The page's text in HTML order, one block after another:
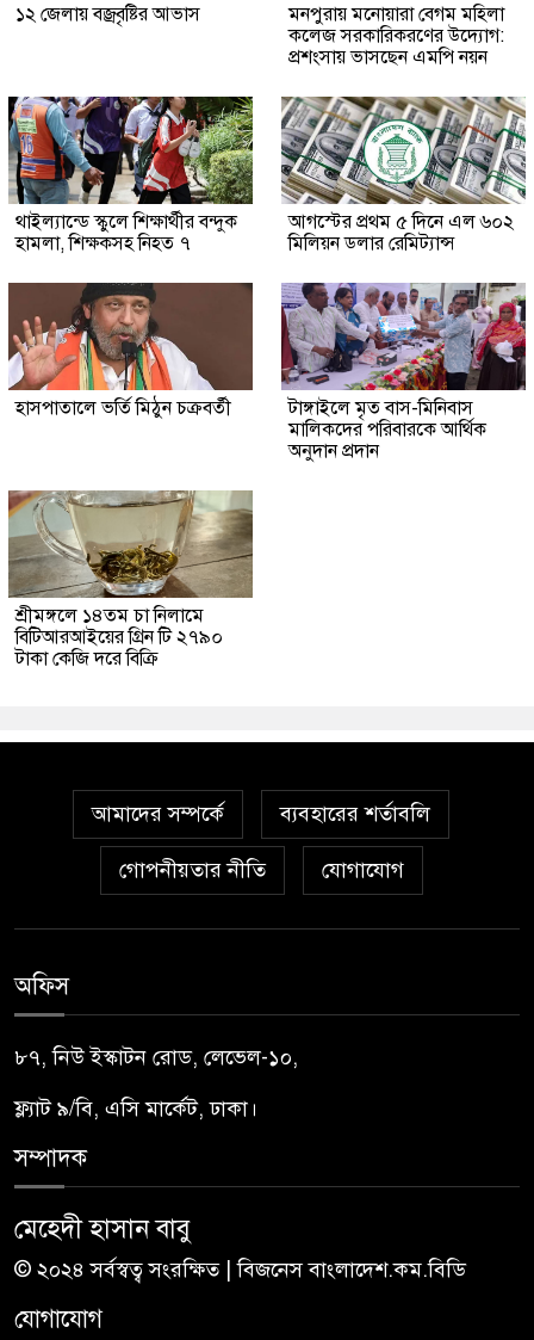
১২ জেলায় বজ্রবৃষ্টির আভাস
মনপুরায় মনোয়ারা বেগম মহিলা
কলেজ সরকারিকরণের উদ্যোগ:
প্রশংসায় ভাসছেন এমপি নয়ন
থাইল্যান্ডে স্কুলে শিক্ষার্থীর বন্দুক
হামলা, শিক্ষকসহ নিহত ৭
আগস্টের প্রথম ৫ দিনে এল ৬০২
মিলিয়ন ডলার রেমিট্যান্স
হাসপাতালে ভর্তি মিঠুন চক্রবর্তী
টাঙ্গাইলে মৃত বাস-মিনিবাস
মালিকদের পরিবারকে আর্থিক
অনুদান প্রদান
শ্রীমঙ্গলে ১৪তম চা নিলামে
বিটিআরআইয়ের গ্রিন টি ২৭৯০
টাকা কেজি দরে বিক্রি
আমাদের সম্পর্কে ব্যবহারের শর্তাবলি
গোপনীয়তার নীতি যোগাযোগ
অফিস
৮৭, নিউ ইস্কাটন রোড, লেভেল-১০,
ফ্ল্যাট ৯/বি, এসি মার্কেট, ঢাকা।
সম্পাদক
মেহেদী হাসান বাবু
© ২০২৪ সর্বস্বত্ব সংরক্ষিত | বিজনেস বাংলাদেশ.কম.বিডি
যোগাযোগ